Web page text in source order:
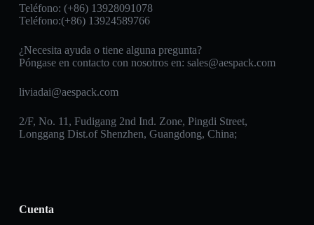
Teléfono: (+86) 13928091078
Teléfono:(+86) 13924589766
¿Necesita ayuda o tiene alguna pregunta?
Póngase en contacto con nosotros en: sales@aespack.com
liviadai@aespack.com
2/F, No. 11, Fudigang 2nd Ind. Zone, Pingdi Street,
Longgang Dist.of Shenzhen, Guangdong, China;
Cuenta